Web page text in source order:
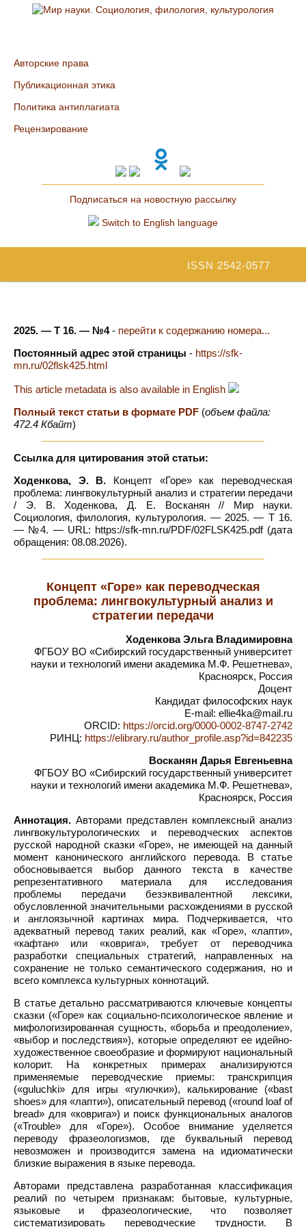
Авторские права
Публикационная этика
Политика антиплагиата
Рецензирование
Подписаться на новостную рассылку
Switch to English language
ISSN 2542-0577
2025. — Т 16. — №4- перейти к содержанию номера...
Постоянный адрес этой страницы - https://sfk-
mn.ru/02flsk425.html
This article metadata is also available in English
Полный текст статьи в формате PDF (объем файла:
472.4 Кбайт)
Ссылка для цитирования этой статьи:
Ходенкова, Э. В. Концепт «Горе» как переводческая
проблема: лингвокультурный анализ и стратегии передачи
/ Э. В. Ходенкова, Д. Е. Восканян // Мир науки.
Социология, филология, культурология. — 2025. — Т 16.
— №4. — URL: https://sfk-mn.ru/PDF/02FLSK425.pdf (дата
обращения: 08.08.2026).
Концепт «Горе» как переводческая
проблема: лингвокультурный анализ и
стратегии передачи
Ходенкова Эльга Владимировна
ФГБОУ ВО «Сибирский государственный университет
науки и технологий имени академика М.Ф. Решетнева»,
Красноярск, Россия
Доцент
Кандидат философских наук
E-mail: ellie4ka@mail.ru
ORCID: https://orcid.org/0000-0002-8747-2742
РИНЦ: https://elibrary.ru/author_profile.asp?id=842235
Восканян Дарья Евгеньевна
ФГБОУ ВО «Сибирский государственный университет
науки и технологий имени академика М.Ф. Решетнева»,
Красноярск, Россия
Аннотация. Авторами представлен комплексный анализ
лингвокультурологических и переводческих аспектов
русской народной сказки «Горе», не имеющей на данный
момент канонического английского перевода. В статье
обосновывается выбор данного текста в качестве
репрезентативного материала для исследования
проблемы передачи безэквивалентной лексики,
обусловленной значительными расхождениями в русской
и англоязычной картинах мира. Подчеркивается, что
адекватный перевод таких реалий, как «Горе», «лапти»,
«кафтан» или «коврига», требует от переводчика
разработки специальных стратегий, направленных на
сохранение не только семантического содержания, но и
всего комплекса культурных коннотаций.
В статье детально рассматриваются ключевые концепты
сказки («Горе» как социально-психологическое явление и
мифологизированная сущность, «борьба и преодоление»,
«выбор и последствия»), которые определяют ее идейно-
художественное своеобразие и формируют национальный
колорит. На конкретных примерах анализируются
применяемые переводческие приемы: транскрипция
(«guluchki» для игры «гулючки»), калькирование («bast
shoes» для «лапти»), описательный перевод («round loaf of
bread» для «коврига») и поиск функциональных аналогов
(«Trouble» для «Горе»). Особое внимание уделяется
переводу фразеологизмов, где буквальный перевод
невозможен и производится замена на идиоматически
близкие выражения в языке перевода.
Авторами представлена разработанная классификация
реалий по четырем признакам: бытовые, культурные,
языковые и фразеологические, что позволяет
систематизировать переводческие трудности. В